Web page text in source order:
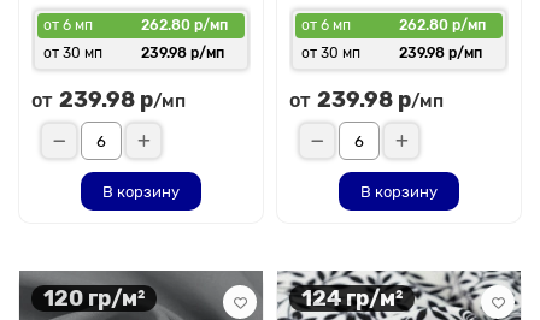
от 6 мп
262.80 р/мп
от 30 мп
239.98 р/мп
от 239.98 р/мп
В корзину
от 6 мп
262.80 р/мп
от 30 мп
239.98 р/мп
от 239.98 р/мп
В корзину
120 гр/м² 124 гр/м²